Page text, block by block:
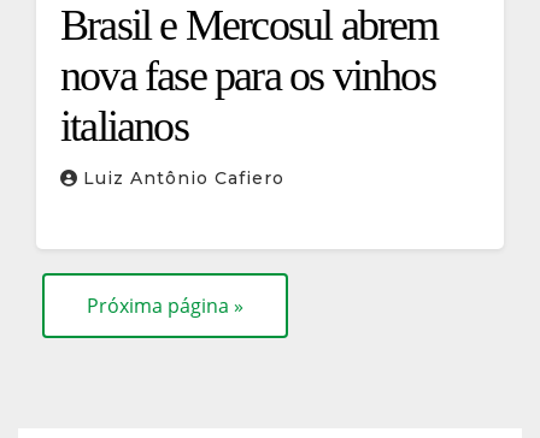
Brasil e Mercosul abrem
nova fase para os vinhos
italianos
Luiz Antônio Cafiero
Próxima página »